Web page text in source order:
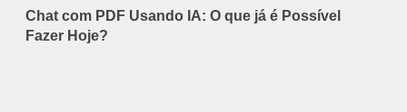
Chat com PDF Usando IA: O que já é Possível
Fazer Hoje?